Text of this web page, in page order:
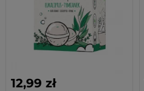
12,99 zł